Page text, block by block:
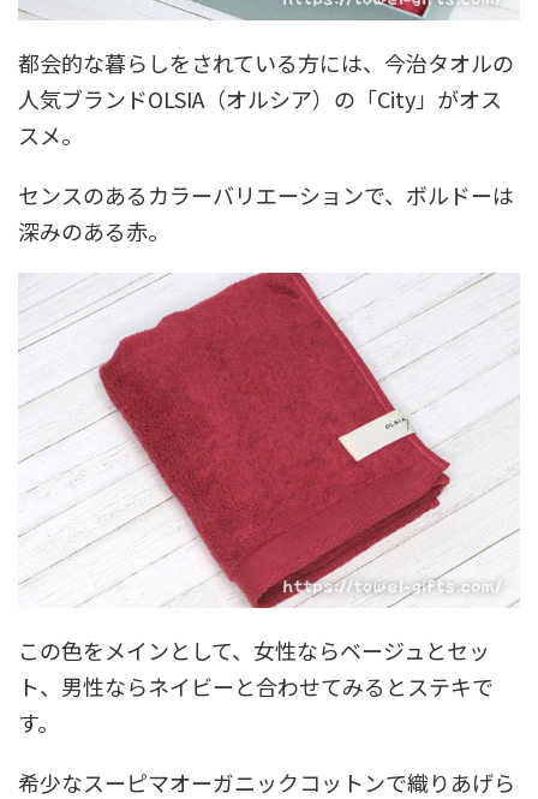
都会的な暮らしをされている方には、今治タオルの
人気ブランドOLSIA（オルシア）の「City」がオス
スメ。
センスのあるカラーバリエーションで、ボルドーは
深みのある赤。
この色をメインとして、女性ならベージュとセッ
ト、男性ならネイビーと合わせてみるとステキで
す。
希少なスーピマオーガニックコットンで織りあげら